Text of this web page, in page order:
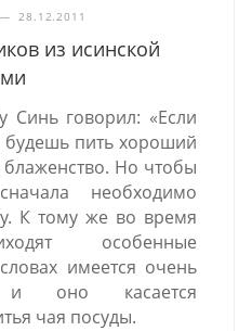
— 28.12.2011
из исинской
Синь говорил: «Если
пить хороший
блаженство. Но чтобы
необходимо
К тому же во время
особенные
имеется очень
оно касается
чая посуды.